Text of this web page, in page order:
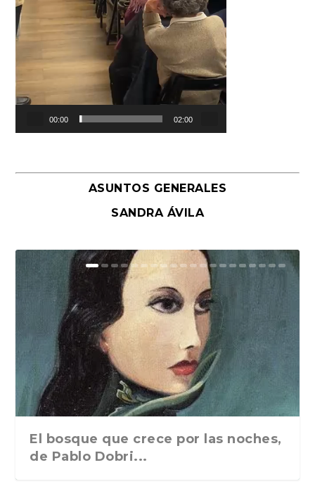
00:00 02:00
ASUNTOS GENERALES
SANDRA ÁVILA
El bosque que crece por las noches,
de Pablo Dobri...